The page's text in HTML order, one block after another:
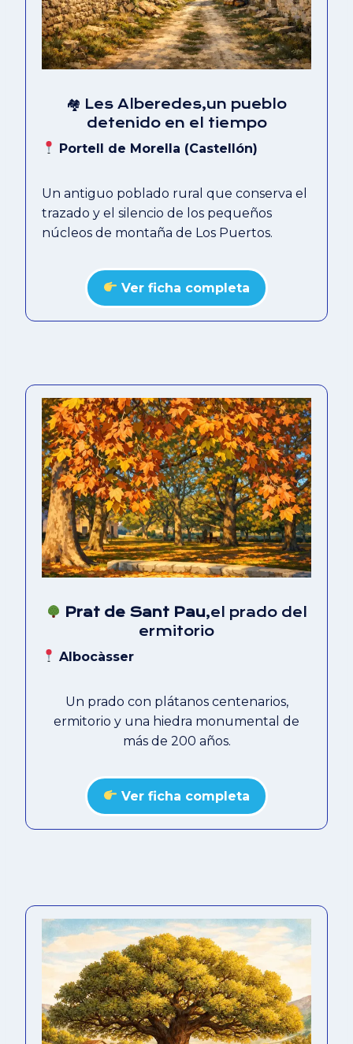
🏘 Les Alberedes,un pueblo
detenido en el tiempo
Portell de Morella (Castellón)
Un antiguo poblado rural que conserva el
trazado y el silencio de los pequeños
núcleos de montaña de Los Puertos.
Ver ficha completa
Prat de Sant Pau,el prado del
ermitorio
Albocàsser
Un prado con plátanos centenarios,
ermitorio y una hiedra monumental de
más de 200 años.
Ver ficha completa